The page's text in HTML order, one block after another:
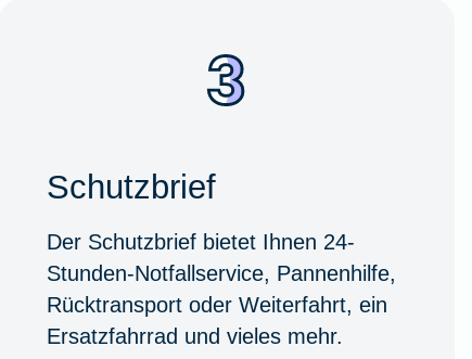
Schutzbrief
Der Schutzbrief bietet Ihnen 24-
Stunden-Notfallservice, Pannenhilfe,
Rücktransport oder Weiterfahrt, ein
Ersatzfahrrad und vieles mehr.